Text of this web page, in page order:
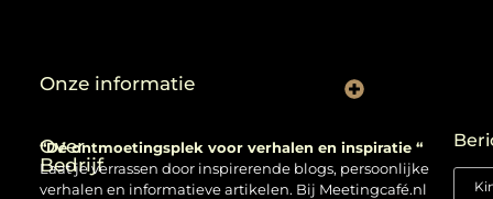
Over
Bedrijf
“Dé ontmoetingsplek voor verhalen en inspiratie “
Laat je verrassen door inspirerende blogs, persoonlijke
verhalen en informatieve artikelen. Bij Meetingcafé.nl
Onze informatie